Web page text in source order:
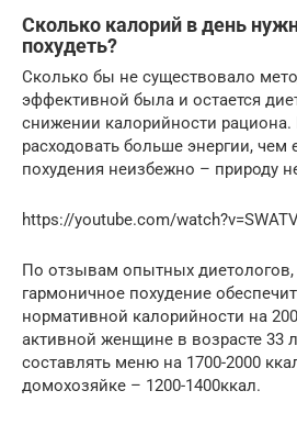
Сколько калорий в день
похудеть?
Сколько бы не существовало
эффективной была и остается
снижении калорийности
расходовать больше энергии, чем
похудения неизбежно – природу
https://youtube.com/
По отзывам опытных диетологов,
гармоничное похудение
нормативной калорийности на
активной женщине в возрасте 33
составлять меню на 1700-2000
домохозяйке – 1200-1400ккал.